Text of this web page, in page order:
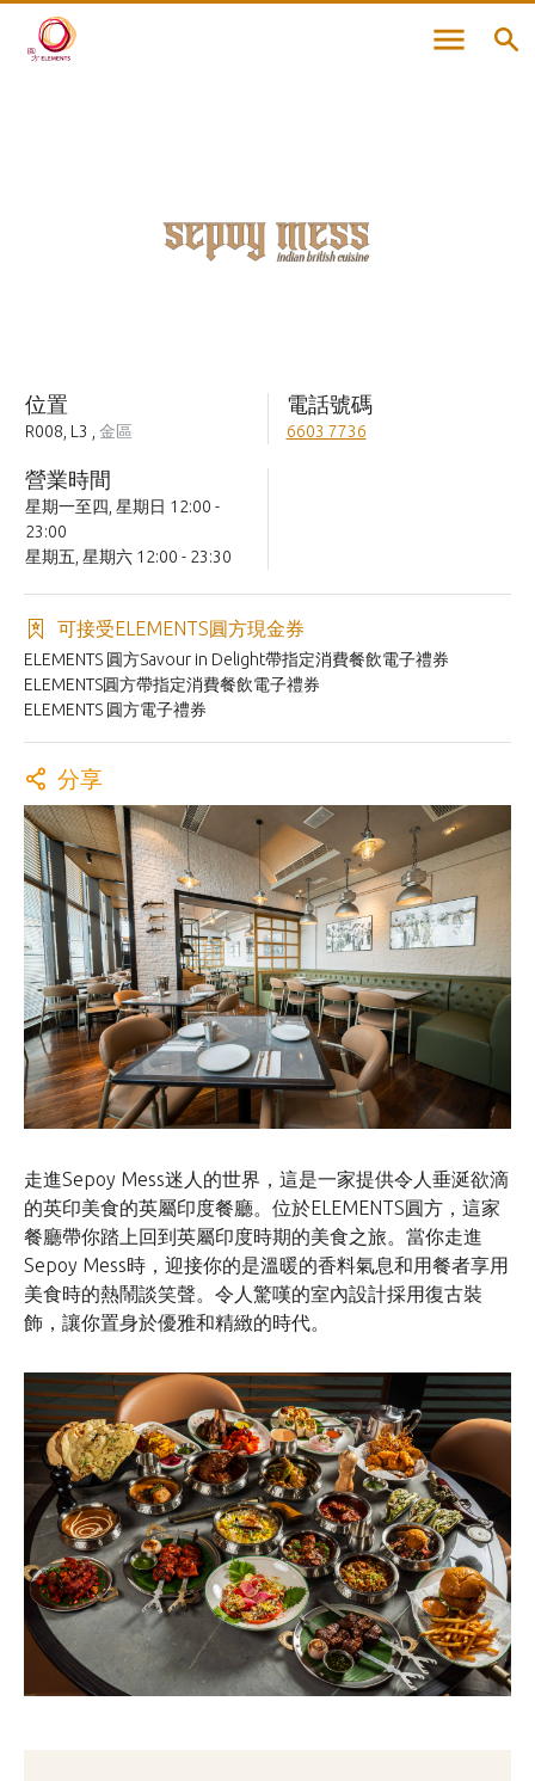
位置
R008, L3 ,金區
電話號碼
6603 7736
營業時間
星期一至四, 星期日 12:00 -
23:00
星期五, 星期六 12:00 - 23:30
可接受ELEMENTS圓方現金券
ELEMENTS 圓方Savour in Delight帶指定消費餐飲電子禮券
ELEMENTS圓方帶指定消費餐飲電子禮券
ELEMENTS 圓方電子禮券
分享
走進Sepoy Mess迷人的世界，這是一家提供令人垂涎欲滴
的英印美食的英屬印度餐廳。位於ELEMENTS圓方，這家
餐廳帶你踏上回到英屬印度時期的美食之旅。當你走進
Sepoy Mess時，迎接你的是溫暖的香料氣息和用餐者享用
美食時的熱鬧談笑聲。令人驚嘆的室內設計採用復古裝
飾，讓你置身於優雅和精緻的時代。